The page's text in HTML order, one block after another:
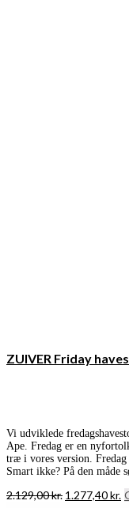
ZUIVER Friday
Vi udviklede
Ape. Fredag er en
træ i vores version.
Smart ikke? På den måde
2.129,00kr. Den
1.277,40kr.